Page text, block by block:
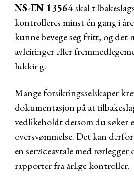
NS-EN 13564skal
kontrolleres minst én gang i
kunne bevege seg fritt, og det
avleiringer eller
lukking.
Mange forsikringsselskaper
dokumentasjon på at
vedlikeholdt dersom du søker
oversvømmelse. Det kan
en serviceavtale med rørlegger
rapporter fra årlige kontroller.